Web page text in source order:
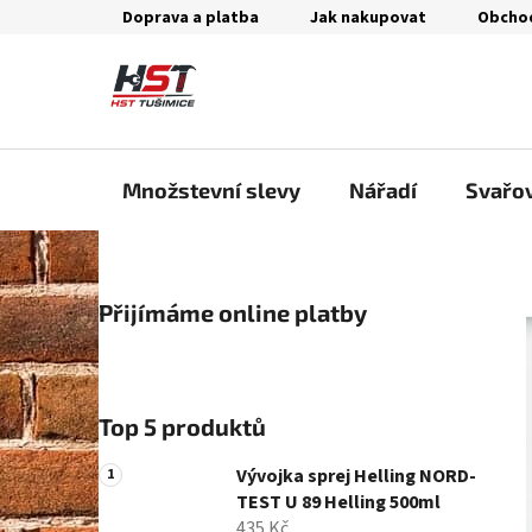
Doprava a platba Jak nakupovat
Množstevní slevy Nářadí
P
o
s
t
r
a
n
n
Přijímáme online platby
Top 5 produktů
Vývojka sprej Helling NORD-
TEST U 89 Helling 500ml